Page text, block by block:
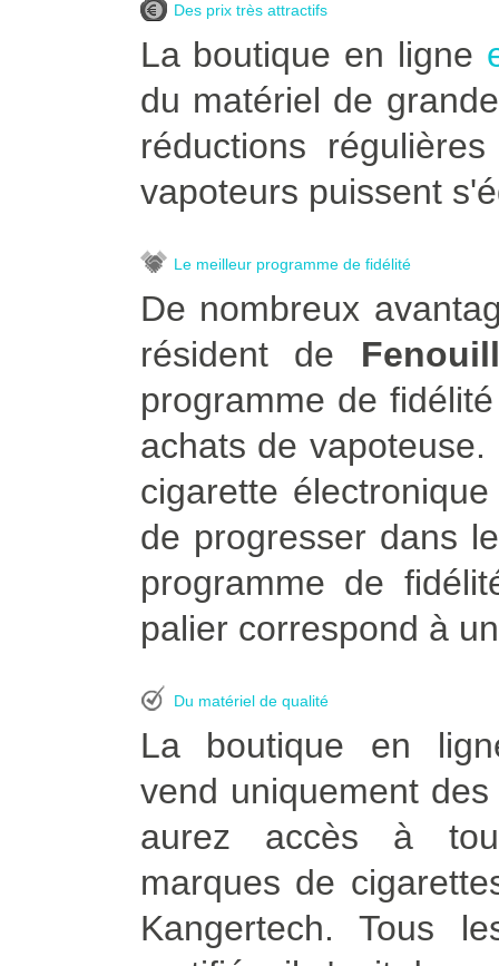
Des prix très attractifs
La boutique en ligne
du matériel de
réductions
vapoteurs puissent
Le meilleur programme de fidélité
De nombreux
résident de
programme de
achats de
cigarette
de progresser dans
programme de
palier correspond à
Du matériel de qualité
La boutique en
vend uniquement
aurez accès à
marques de
Kangertech. Tous